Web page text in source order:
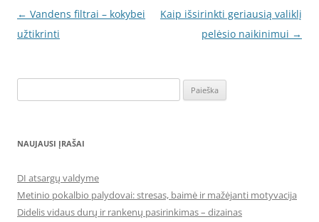
Įrašo
navigacija
← Vandens filtrai – kokybei
užtikrinti
Kaip išsirinkti geriausią valiklį
pelėsio naikinimui →
NAUJAUSI ĮRAŠAI
DI atsargų valdyme
Metinio pokalbio palydovai: stresas, baimė ir mažėjanti motyvacija
Didelis vidaus durų ir rankenų pasirinkimas – dizainas